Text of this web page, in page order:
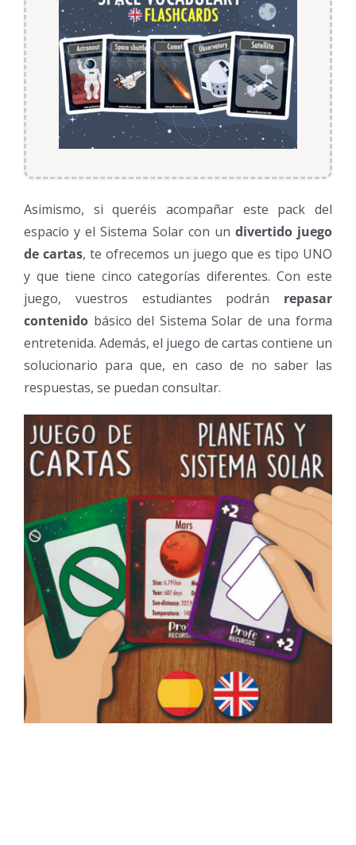
Asimismo, si queréis acompañar este pack del
espacio y el Sistema Solar con un divertido juego
de cartas, te ofrecemos un juego que es tipo UNO
y que tiene cinco categorías diferentes. Con este
juego, vuestros estudiantes podrán repasar
contenido básico del Sistema Solar de una forma
entretenida. Además, el juego de cartas contiene un
solucionario para que, en caso de no saber las
respuestas, se puedan consultar.